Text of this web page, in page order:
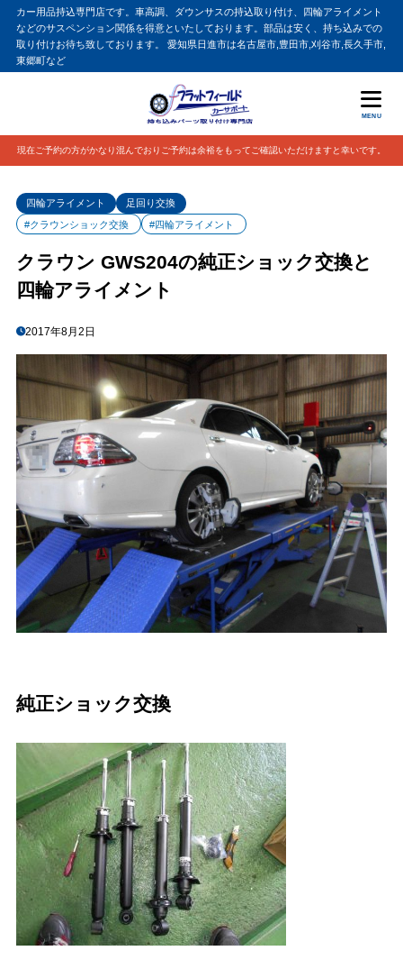
カー用品持込専門店です。車高調、ダウンサスの持込取り付け、四輪アライメント
などのサスペンション関係を得意といたしております。部品は安く、持ち込みでの
取り付けお待ち致しております。 愛知県日進市は名古屋市,豊田市,刈谷市,長久手市,
東郷町など
MENU
現在ご予約の方がかなり混んでおりご予約は余裕をもってご確認いただけますと幸いです。
四輪アライメント
足回り交換
#クラウンショック交換
#四輪アライメント
クラウン GWS204の純正ショック交換と
四輪アライメント
2017年8月2日
純正ショック交換